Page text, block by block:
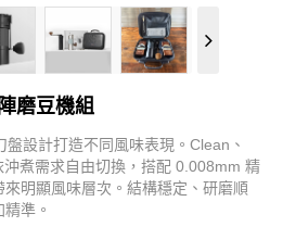
磨豆機組
設計打造不同風味表現。Clean、
煮需求自由切換，搭配 0.008mm 精
明顯風味層次。結構穩定、研磨順
準。